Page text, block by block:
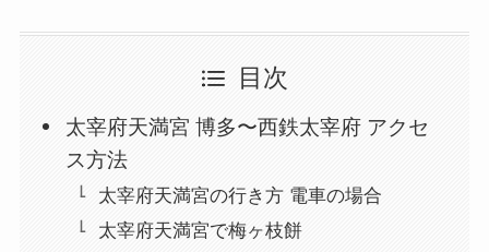
目次
太宰府天満宮 博多〜西鉄太宰府 アクセ
ス方法
太宰府天満宮の行き方 電車の場合
太宰府天満宮で梅ヶ枝餅